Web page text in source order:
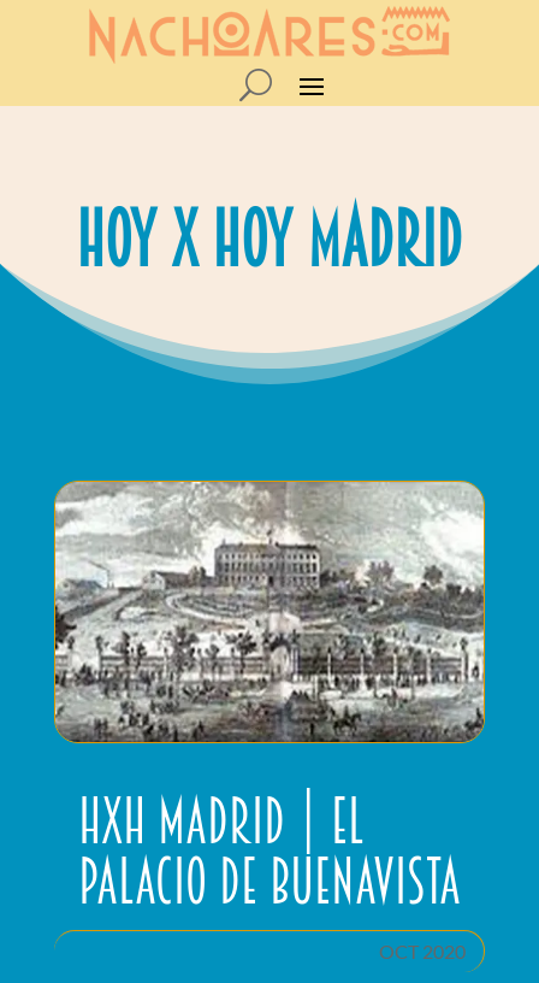
Hoy x Hoy madrid
HxH Madrid | El
palacio de Buenavista
OCT 2020